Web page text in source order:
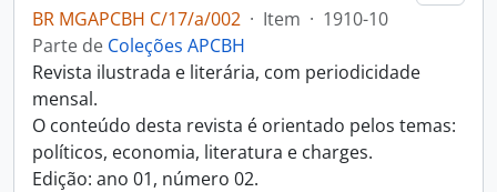
BR MGAPCBH C/17/a/002 · Item · 1910-10
Parte de Coleções APCBH
Revista ilustrada e literária, com periodicidade
mensal.
O conteúdo desta revista é orientado pelos temas:
políticos, economia, literatura e charges.
Edição: ano 01, número 02.